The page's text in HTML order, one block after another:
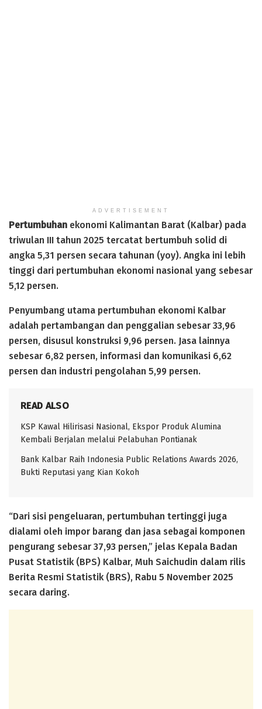
ADVERTISEMENT
Pertumbuhan ekonomi Kalimantan Barat (Kalbar) pada
triwulan III tahun 2025 tercatat bertumbuh solid di
angka 5,31 persen secara tahunan (yoy). Angka ini lebih
tinggi dari pertumbuhan ekonomi nasional yang sebesar
5,12 persen.
Penyumbang utama pertumbuhan ekonomi Kalbar
adalah pertambangan dan penggalian sebesar 33,96
persen, disusul konstruksi 9,96 persen. Jasa lainnya
sebesar 6,82 persen, informasi dan komunikasi 6,62
persen dan industri pengolahan 5,99 persen.
READ ALSO
KSP Kawal Hilirisasi Nasional, Ekspor Produk Alumina
Kembali Berjalan melalui Pelabuhan Pontianak
Bank Kalbar Raih Indonesia Public Relations Awards 2026,
Bukti Reputasi yang Kian Kokoh
“Dari sisi pengeluaran, pertumbuhan tertinggi juga
dialami oleh impor barang dan jasa sebagai komponen
pengurang sebesar 37,93 persen,” jelas Kepala Badan
Pusat Statistik (BPS) Kalbar, Muh Saichudin dalam rilis
Berita Resmi Statistik (BRS), Rabu 5 November 2025
secara daring.